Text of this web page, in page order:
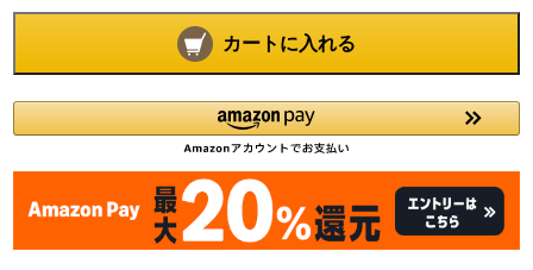
カートに入れる